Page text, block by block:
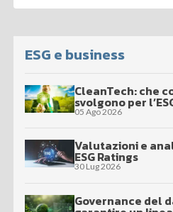
ESG e business
CleanTech: che
svolgono per
05 Ago 2026
Valutazioni e
ESG Ratings
30 Lug 2026
Governance del